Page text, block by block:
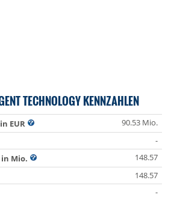
TECHNOLOGY KENNZAHLEN
EUR
90.53 Mio.
-
Mio.
148.57
148.57
-